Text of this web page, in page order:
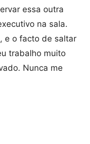
essa outra
na sala.
e o facto de saltar
trabalho muito
Nunca me